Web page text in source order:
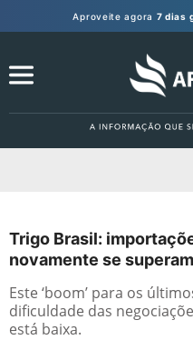
Aproveite agora 7 dias
Trigo Brasil:
novamente se superam
Este ‘boom’ para os
dificuldade das
está baixa.